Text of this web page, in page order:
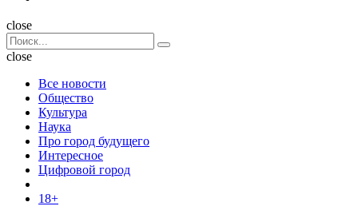
Поиск
close
Search
for:
Поиск
close
Все новости
Общество
Культура
Наука
Про город будущего
Интересное
Цифровой город
18+